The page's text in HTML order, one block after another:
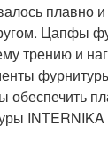
плавно
Цапфы
трению и
обеспечить
INTERNIKA